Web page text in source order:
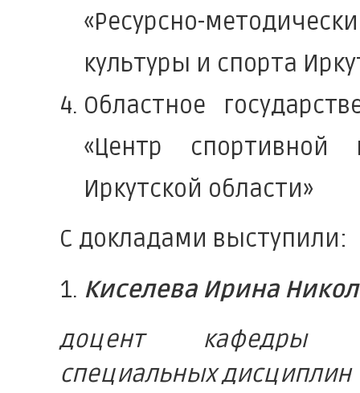
«Ресурсно-
культуры и спорта
Областное
«Центр спортивной
Иркутской области»
С докладами выступили:
Киселева Ирина
доцент кафедры
специальных дисциплин